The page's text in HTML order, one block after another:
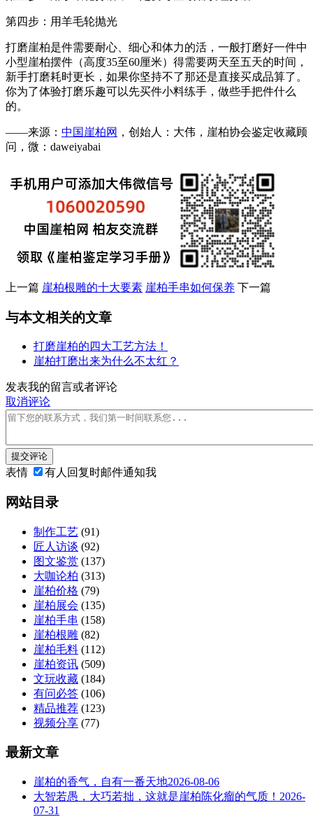
第四步：用羊毛轮抛光
打磨崖柏是件需要耐心、细心和体力的活，一般打磨好一件中
小型崖柏摆件（高度35至60厘米）得需要两天至五天的时间，
新手打磨耗时更长，如果你坚持不了那还是直接买成品算了。
你为了体验打磨乐趣可以先买件小料练手，做些手把件什么
的。
——来源： 中国崖柏网 ，创始人：大伟，崖柏协会鉴定收藏顾
问，微：daweiyabai
上一篇 崖柏根雕的十大要素 崖柏手串如何保养 下一篇
与本文相关的文章
打磨崖柏的四大工艺方法！
崖柏打磨出来为什么不太红？
发表我的留言或者评论
取消评论
提交评论
表情 有人回复时邮件通知我
网站目录
制作工艺 (91)
匠人访谈 (92)
图文鉴赏 (137)
大咖论柏 (313)
崖柏价格 (79)
崖柏展会 (135)
崖柏手串 (158)
崖柏根雕 (82)
崖柏毛料 (112)
崖柏资讯 (509)
文玩收藏 (184)
有问必答 (106)
精品推荐 (123)
视频分享 (77)
最新文章
崖柏的香气，自有一番天地2026-08-06
大智若愚，大巧若拙，这就是崖柏陈化瘤的气质！ 2026-
07-31